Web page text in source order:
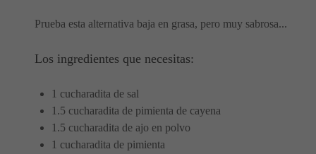
Prueba esta alternativa baja en grasa, pero muy sabrosa...
Los ingredientes que necesitas:
1 cucharadita de sal
1.5 cucharadita de pimienta de cayena
1.5 cucharadita de ajo en polvo
1 cucharadita de pimienta